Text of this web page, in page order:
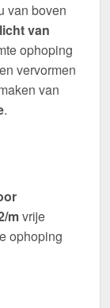
van boven
licht van
ophoping
vervormen
van
.
mvrije
ophoping